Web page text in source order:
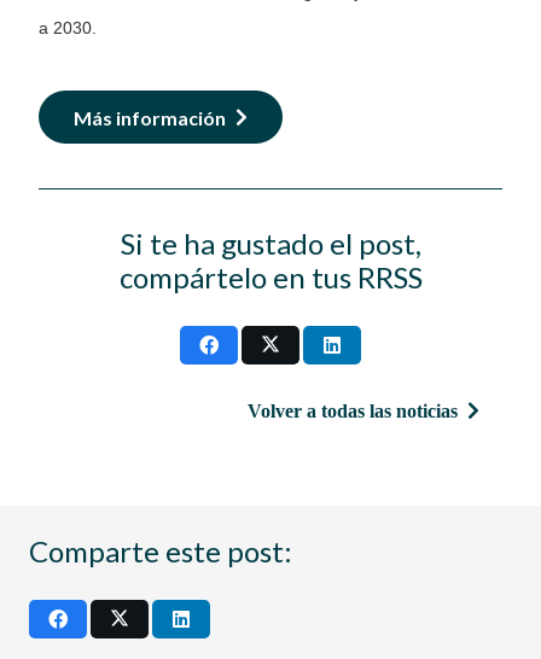
a 2030.
Más información
Si te ha gustado el post,
compártelo en tus RRSS
Volver a todas las noticias
Comparte este post: